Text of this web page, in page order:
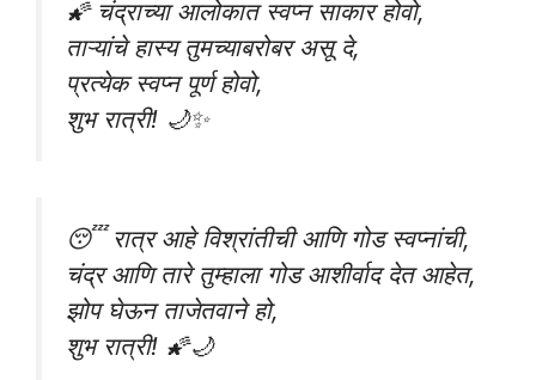
🌠 चंद्राच्या आलोकात स्वप्न साकार होवो,
ताऱ्यांचे हास्य तुमच्याबरोबर असू दे,
प्रत्येक स्वप्न पूर्ण होवो,
शुभ रात्री! 🌙✨
😴 रात्र आहे विश्रांतीची आणि गोड स्वप्नांची,
चंद्र आणि तारे तुम्हाला गोड आशीर्वाद देत आहेत,
झोप घेऊन ताजेतवाने हो,
शुभ रात्री! 🌠🌙